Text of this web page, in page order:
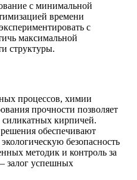
с минимальной
времени
с
максимальной
структуры.
процессов, химии
прочности позволяет
силикатных кирпичей.
обеспечивают
безопасность
методик и контроль за
залог успешных